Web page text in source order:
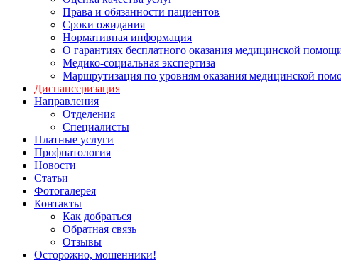
Права и обязанности пациентов
Сроки ожидания
Нормативная информация
О гарантиях бесплатного оказания медицинской
Медико-социальная экспертиза
Маршрутизация по уровням оказания медицинской
Диспансеризация
Направления
Отделения
Специалисты
Платные услуги
Профпатология
Новости
Статьи
Фотогалерея
Контакты
Как добраться
Обратная связь
Отзывы
Осторожно, мошенники!